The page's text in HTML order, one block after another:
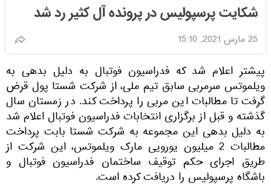
شکایت پرسپولیس در پرونده آل کثیر رد شد
25 مارس 2021, 15:10
پیشتر اعلام شد که فدراسیون فوتبال به دلیل بدهی به
ویلموتس سرمربی سابق تیم ملی، از شرکت شستا پول قرض
گرفت تا مطالبات این مربی را پرداخت کند. در زمستان سال
گذشته و قبل از برگزاری انتخابات فدراسیون فوتبال اعلام شد
به دلیل بدهی این مجموعه به شرکت شستا بابت پرداخت
مطالبات 2 میلیون یورویی مارک ویلموتس، این شرکت از
طریق اجرای حکم توقیف ساختمان فدراسیون فوتبال و
باشگاه پرسپولیس را دریافت کرده است.